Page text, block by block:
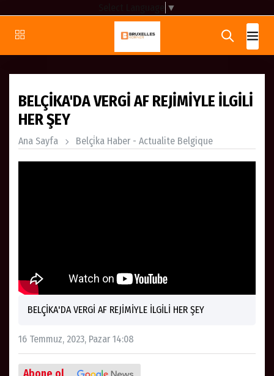
▼
BELÇİKA'DA VERGİ AF REJİMİYLE İLGİLİ
HER ŞEY
Ana Sayfa Belçi̇ka Haber - Actualite Belgique
BELÇİKA'DA VERGİ AF REJİMİYLE İLGİLİ HER ŞEY
16 Temmuz, 2023, Pazar 14:08